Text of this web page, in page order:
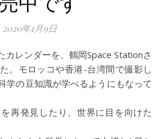
2020年1月9日
。モロッコや香港-台湾間で撮影し
学の豆知識が学べるようにもなって
再発見したり、世界に目を向けた